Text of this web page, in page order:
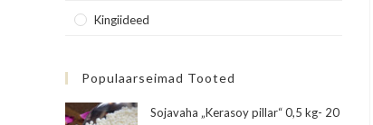
Kingiideed
Populaarseimad Tooted
Sojavaha „Kerasoy pillar“ 0,5 kg- 20